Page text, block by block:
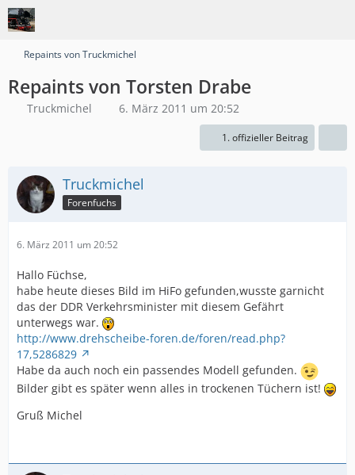
Repaints von Truckmichel
Repaints von Torsten Drabe
Truckmichel 6. März 2011 um 20:52
1. offizieller Beitrag
Truckmichel
Forenfuchs
6. März 2011 um 20:52
Hallo Füchse,
habe heute dieses Bild im HiFo gefunden,wusste garnicht
das der DDR Verkehrsminister mit diesem Gefährt
unterwegs war.
http://www.drehscheibe-foren.de/foren/read.php?
17,5286829
Habe da auch noch ein passendes Modell gefunden.
Bilder gibt es später wenn alles in trockenen Tüchern ist!
Gruß Michel